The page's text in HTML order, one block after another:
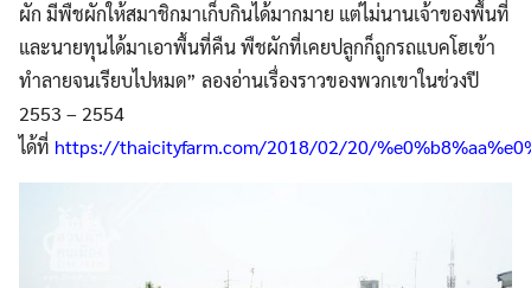
ผัก มีพืชผักให้สมาชิกมาเก็บกินได้มากมาย แต่ไม่นานเจ้าของพื้นที่
และนายทุนได้มาเอาพื้นที่คืน พืชผักที่เคยปลูกก็ถูกรถแบคโฮเข้า
ทำลายจนเรียบไปหมด” ลองอ่านเรื่องราวของพวกเขาในช่วงปี
2553 – 2554
ได้ที่ https://thaicityfarm.com/2018/02/20/